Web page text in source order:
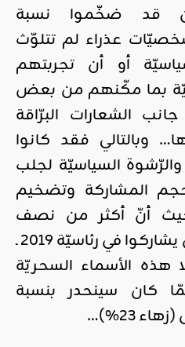
قد ضخّموا نسبة
عذراء لم تتلوّث
أو أن تجربتهم
بما مكّنهم من بعض
الشعارات البرّاقة
وبالتالي فقد كانوا
السياسيّة لجلب
المشاركة وتضخيم
أنّ أكثر من نصف
الناخبين ما كان لهم أن يشاركوا في رئاسيّة 2019 ـ
الأسماء السحريّة
كان سينحدر بنسبة
23%)…